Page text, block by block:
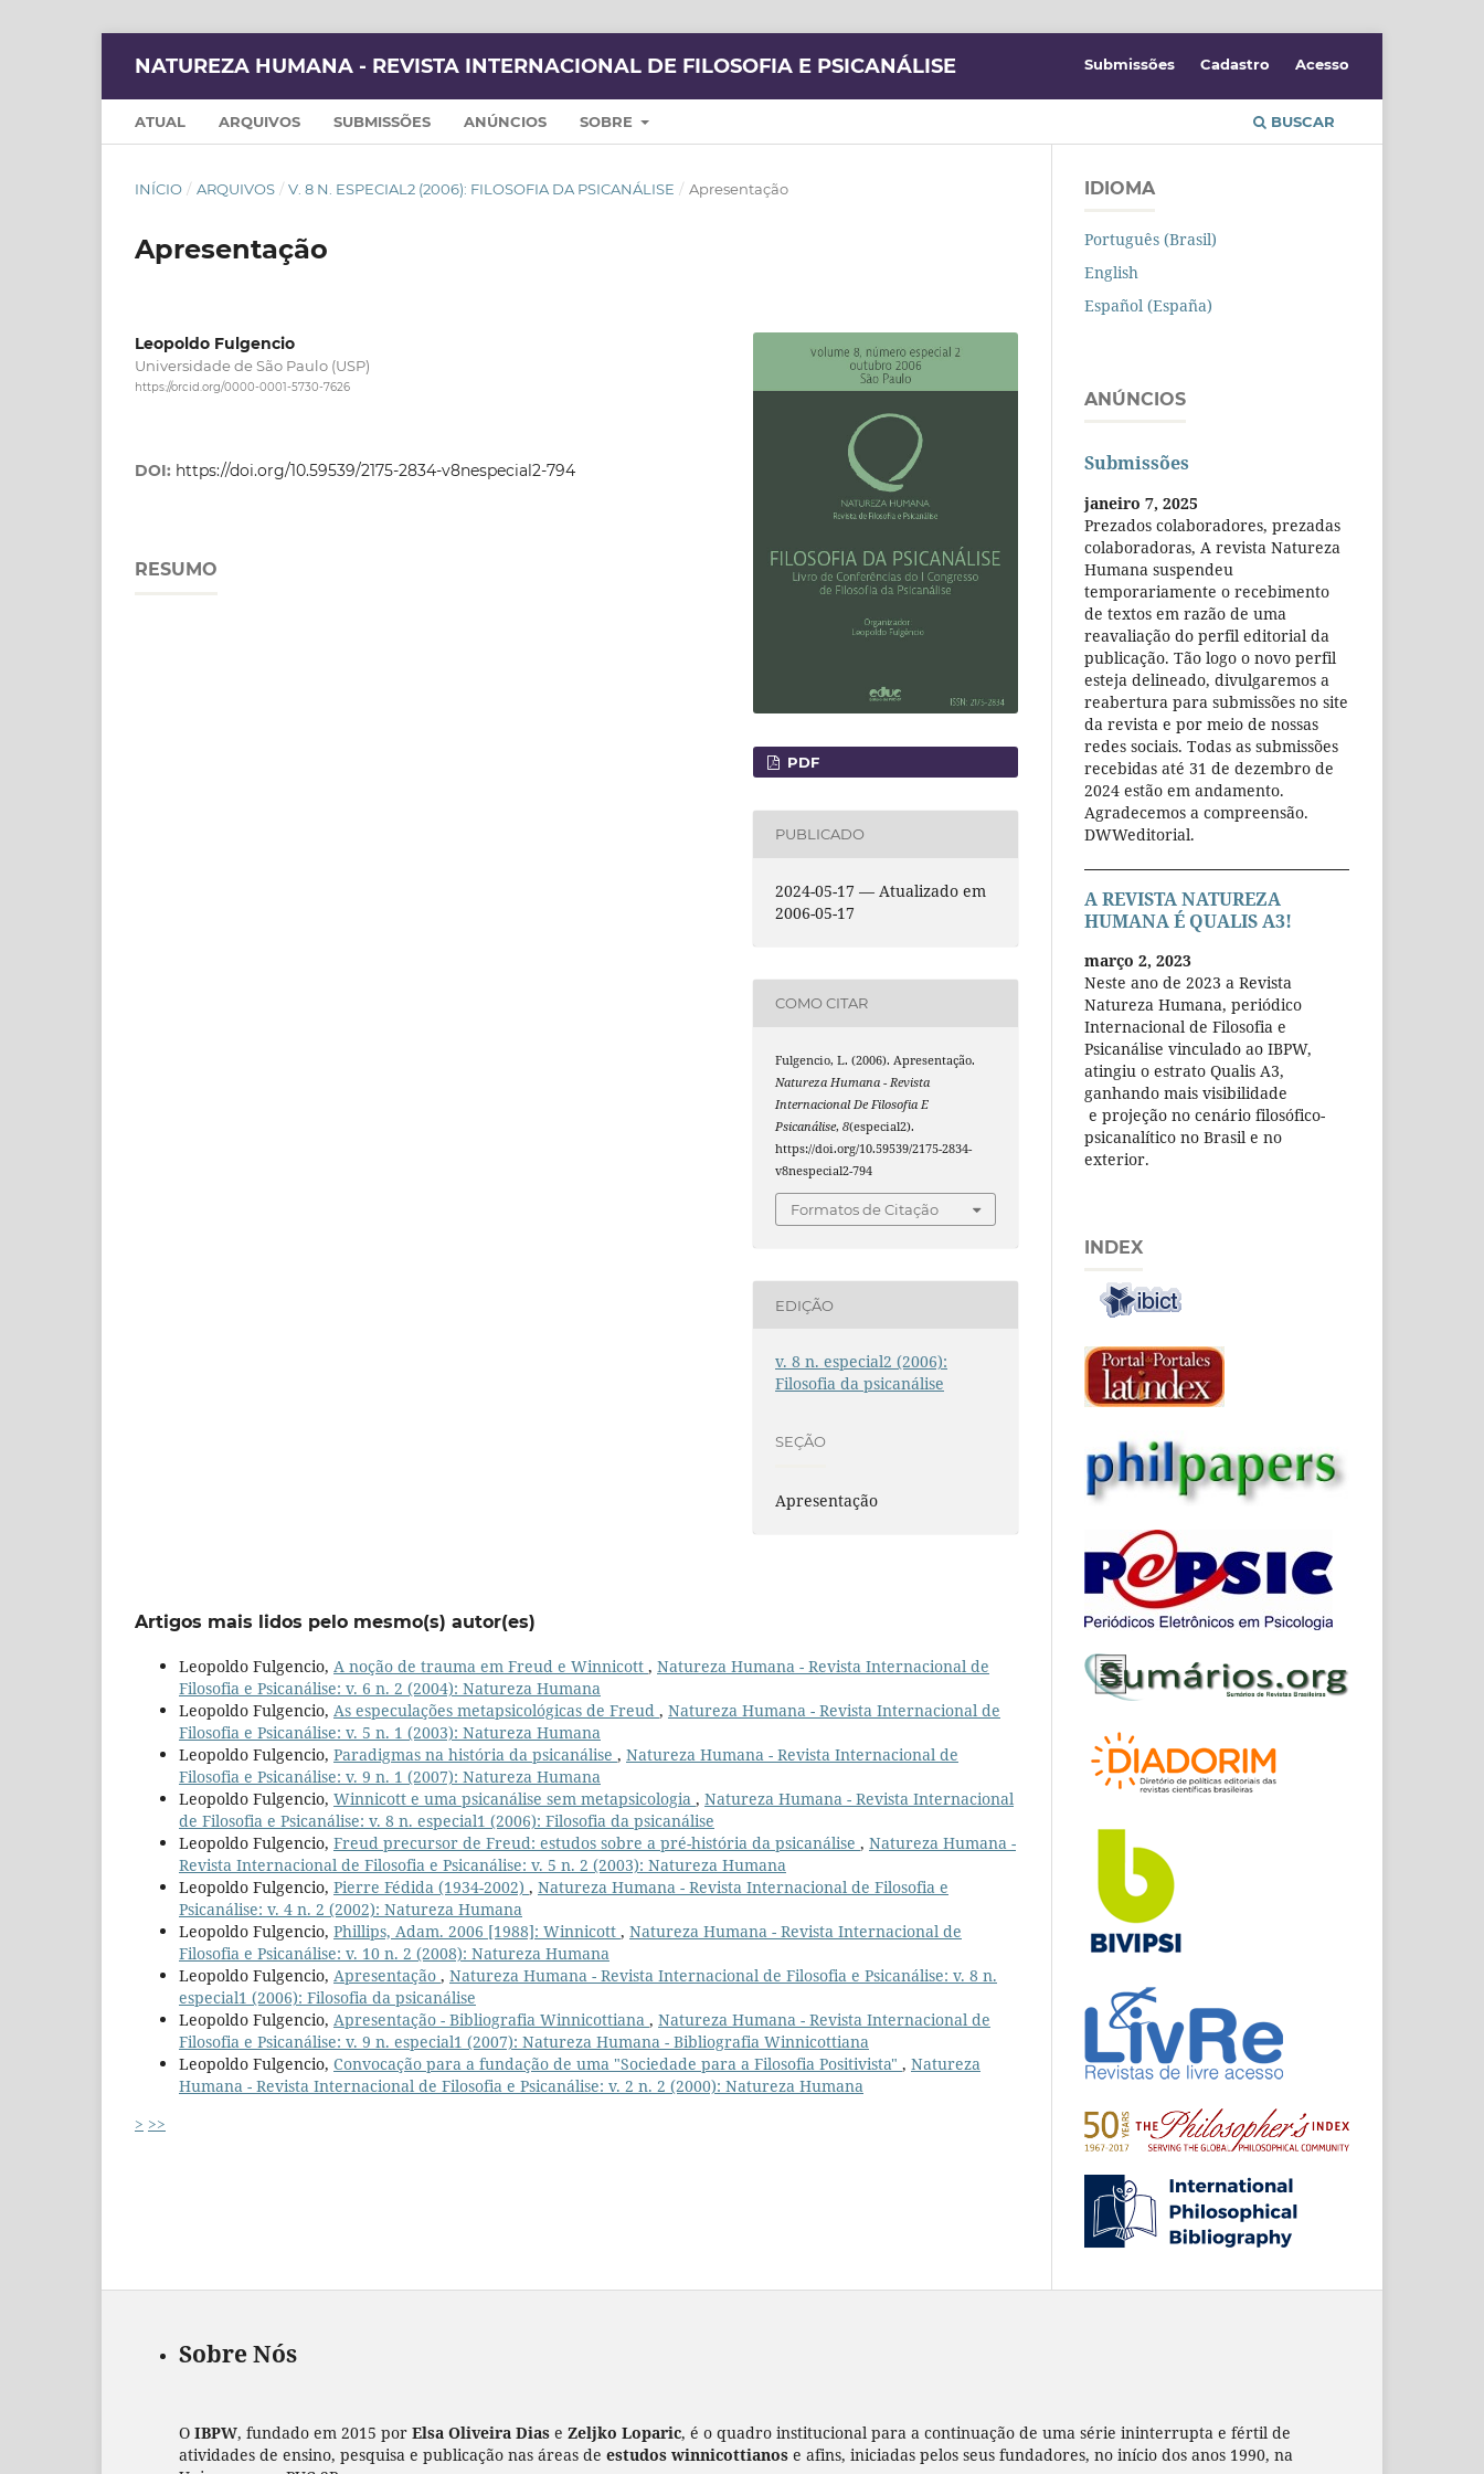
NATUREZA HUMANA - REVISTA INTERNACIONAL DE FILOSOFIA E PSICANÁLISE
ATUAL ARQUIVOS SUBMISSÕES ANÚNCIOS SOBRE BUSCAR
Submissões Cadastro Acesso
INÍCIO / ARQUIVOS / V. 8 N. ESPECIAL2 (2006): FILOSOFIA DA PSICANÁLISE / Apresentação
Apresentação
Leopoldo Fulgencio
Universidade de São Paulo (USP)
https://orcid.org/0000-0001-5730-7626
DOI: https://doi.org/10.59539/2175-2834-v8nespecial2-794
RESUMO
PDF
PUBLICADO
2024-05-17 — Atualizado em
2006-05-17
COMO CITAR
Fulgencio, L. (2006). Apresentação.
Natureza Humana - Revista
Internacional De Filosofia E
Psicanálise,8(especial2).
https://doi.org/10.59539/2175-2834-
v8nespecial2-794
Formatos de Citação
EDIÇÃO
v. 8 n. especial2 (2006):
Filosofia da psicanálise
SEÇÃO
Apresentação
Artigos mais lidos pelo mesmo(s) autor(es)
Leopoldo Fulgencio, A noção de trauma em Freud e Winnicott , Natureza Humana - Revista Internacional de
Filosofia e Psicanálise: v. 6 n. 2 (2004): Natureza Humana
Leopoldo Fulgencio, As especulações metapsicológicas de Freud , Natureza Humana - Revista Internacional de
Filosofia e Psicanálise: v. 5 n. 1 (2003): Natureza Humana
Leopoldo Fulgencio, Paradigmas na história da psicanálise , Natureza Humana - Revista Internacional de
Filosofia e Psicanálise: v. 9 n. 1 (2007): Natureza Humana
Leopoldo Fulgencio, Winnicott e uma psicanálise sem metapsicologia , Natureza Humana - Revista Internacional
de Filosofia e Psicanálise: v. 8 n. especial1 (2006): Filosofia da psicanálise
Leopoldo Fulgencio, Freud precursor de Freud: estudos sobre a pré-história da psicanálise , Natureza Humana -
Revista Internacional de Filosofia e Psicanálise: v. 5 n. 2 (2003): Natureza Humana
Leopoldo Fulgencio, Pierre Fédida (1934-2002) , Natureza Humana - Revista Internacional de Filosofia e
Psicanálise: v. 4 n. 2 (2002): Natureza Humana
Leopoldo Fulgencio, Phillips, Adam. 2006 [1988]: Winnicott , Natureza Humana - Revista Internacional de
Filosofia e Psicanálise: v. 10 n. 2 (2008): Natureza Humana
Leopoldo Fulgencio, Apresentação , Natureza Humana - Revista Internacional de Filosofia e Psicanálise: v. 8 n.
especial1 (2006): Filosofia da psicanálise
Leopoldo Fulgencio, Apresentação - Bibliografia Winnicottiana , Natureza Humana - Revista Internacional de
Filosofia e Psicanálise: v. 9 n. especial1 (2007): Natureza Humana - Bibliografia Winnicottiana
Leopoldo Fulgencio, Convocação para a fundação de uma "Sociedade para a Filosofia Positivista" , Natureza
Humana - Revista Internacional de Filosofia e Psicanálise: v. 2 n. 2 (2000): Natureza Humana
> >>
IDIOMA
Português (Brasil)
English
Español (España)
ANÚNCIOS
Submissões
janeiro 7, 2025
Prezados colaboradores, prezadas
colaboradoras, A revista Natureza
Humana suspendeu
temporariamente o recebimento
de textos em razão de uma
reavaliação do perfil editorial da
publicação. Tão logo o novo perfil
esteja delineado, divulgaremos a
reabertura para submissões no site
da revista e por meio de nossas
redes sociais. Todas as submissões
recebidas até 31 de dezembro de
2024 estão em andamento.
Agradecemos a compreensão.
DWWeditorial.
A REVISTA NATUREZA
HUMANA É QUALIS A3!
março 2, 2023
Neste ano de 2023 a Revista
Natureza Humana, periódico
Internacional de Filosofia e
Psicanálise vinculado ao IBPW,
atingiu o estrato Qualis A3,
ganhando mais visibilidade
e projeção no cenário filosófico-
psicanalítico no Brasil e no
exterior.
INDEX
Sobre Nós
O IBPW, fundado em 2015 por Elsa Oliveira Dias e Zeljko Loparic, é o quadro institucional para a continuação de uma série ininterrupta e fértil de
atividades de ensino, pesquisa e publicação nas áreas de estudos winnicottianos e afins, iniciadas pelos seus fundadores, no início dos anos 1990, na